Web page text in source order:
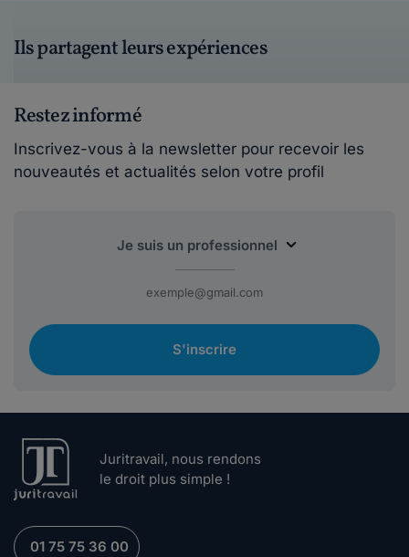
Ils partagent leurs expériences
Restez informé
Inscrivez-vous à la newsletter pour recevoir les
nouveautés et actualités selon votre profil
S'inscrire
Juritravail, nous rendons
le droit plus simple !
01 75 75 36 00